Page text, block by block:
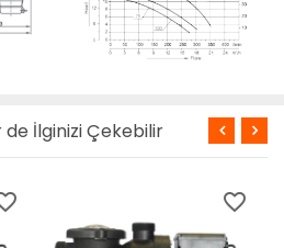
de İlginizi Çekebilir
favorite_border